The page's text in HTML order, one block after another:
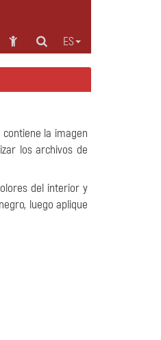
ES
contiene la imagen
los archivos de
del interior y
luego aplique